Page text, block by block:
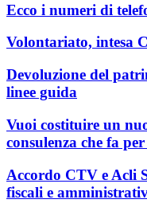
Ecco i numeri di
Volontariato, intesa
Devoluzione del
linee guida
Vuoi costituire un
consulenza che fa
Accordo CTV e Acli
fiscali e